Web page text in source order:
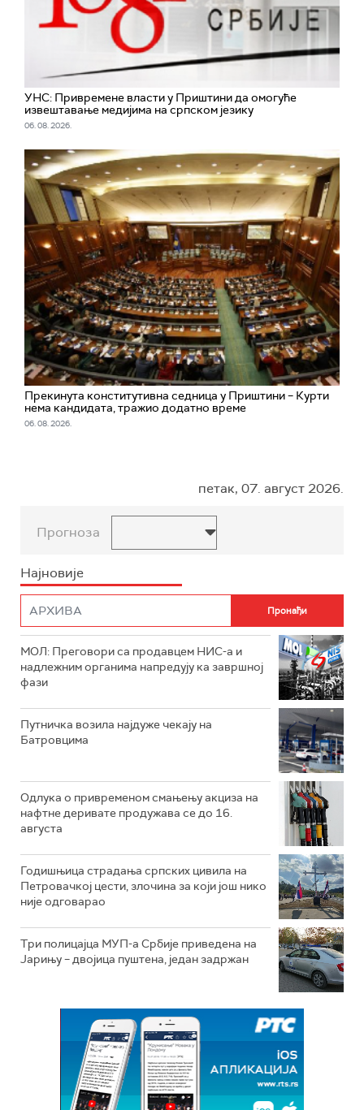
УНС: Привремене власти у Приштини да омогуће
извештавање медијима на српском језику
06. 08. 2026.
Прекинута конститутивна седница у Приштини – Курти
нема кандидата, тражио додатно време
06. 08. 2026.
петак, 07. август 2026.
Прогноза
Најновије
МОЛ: Преговори са продавцем НИС-а и
надлежним органима напредују ка завршној
фази
Путничка возила најдуже чекају на
Батровцима
Одлука о привременом смањењу акциза на
нафтне деривате продужава се до 16.
августа
Годишњица страдања српских цивила на
Петровачкој цести, злочина за који још нико
није одговарао
Три полицајца МУП-а Србије приведена на
Јарињу – двојица пуштена, један задржан